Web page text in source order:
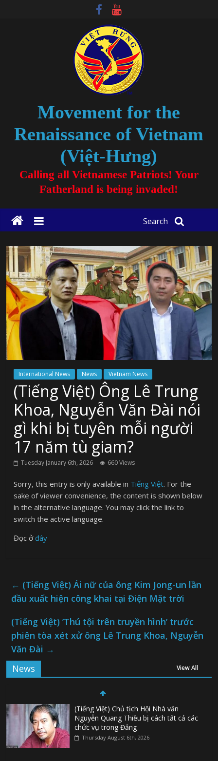
Movement for the
Renaissance of Vietnam
(Việt-Hưng)
Calling all Vietnamese Patriots! Your
Fatherland is being invaded!
Search
International News News Vietnam News
(Tiếng Việt) Ông Lê Trung
Khoa, Nguyễn Văn Đài nói
gì khi bị tuyên mỗi người
17 năm tù giam?
Tuesday January 6th, 2026 660 Views
Sorry, this entry is only available in Tiếng Việt. For the
sake of viewer convenience, the content is shown below
in the alternative language. You may click the link to
switch the active language.
Đọc ởđây
← (Tiếng Việt) Ái nữ của ông Kim Jong-un lần
đầu xuất hiện công khai tại Điện Mặt trời
(Tiếng Việt) ’Thú tội trên truyền hình’ trước
phiên tòa xét xử ông Lê Trung Khoa, Nguyễn
Văn Đài →
News
View All
(Tiếng Việt) Chủ tịch Hội Nhà văn
Nguyễn Quang Thiều bị cách tất cả các
chức vụ trong Đảng
Thursday August 6th, 2026